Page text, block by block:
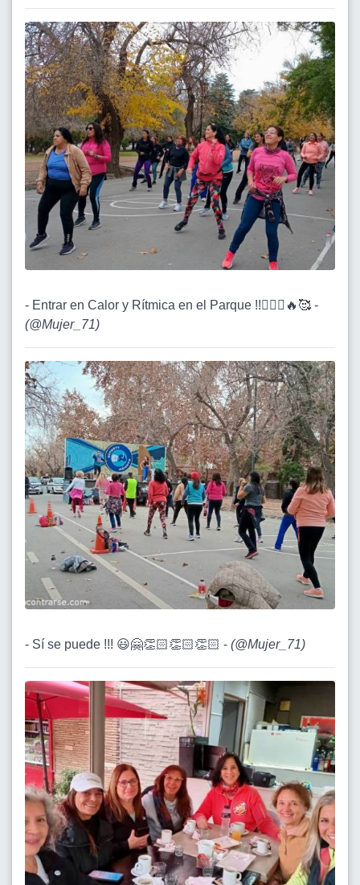
- Entrar en Calor y Rítmica en el Parque !!🚶🏽‍♀️🔥🥰 -
(@Mujer_71)
- Sí se puede !!! 😃🤗👏🏻👏🏻👏🏻 - (@Mujer_71)